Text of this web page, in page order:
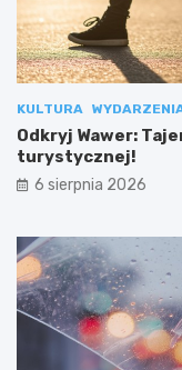
KULTURA
Odkryj Wawer:
turystycznej!
6 sierpnia 2026